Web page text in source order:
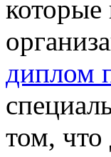
диплом
том, что